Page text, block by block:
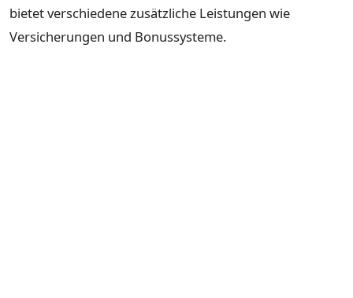
bietet verschiedene zusätzliche Leistungen wie
Versicherungen und Bonussysteme.